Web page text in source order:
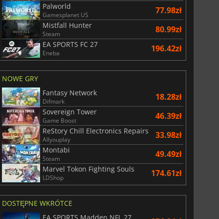
Palworld
Gamesplanet US 77.98zł
Mistfall Hunter
Steam 80.99zł
EA SPORTS FC 27
Eneba 196.42zł
NOWE GRY
Fantasy Network
Difmark 18.28zł
Sovereign Tower
Game Boost 46.39zł
ReStory Chill Electronics Repairs
Allyouplay 33.98zł
Montabi
Steam 49.49zł
Marvel Tokon Fighting Souls
LDShop 174.61zł
DOSTĘPNE WKRÓTCE